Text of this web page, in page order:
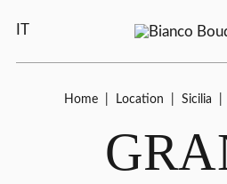
IT
Home Location Sicilia